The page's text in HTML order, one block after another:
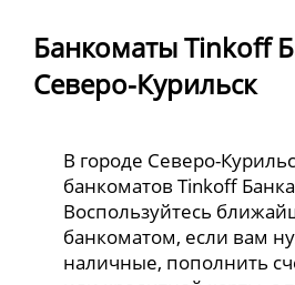
Банкоматы Tinkoff
Северо-Курильск
В городе Северо-
банкоматов Tinkoff
Воспользуйтесь
банкоматом, если вам
наличные, пополнить